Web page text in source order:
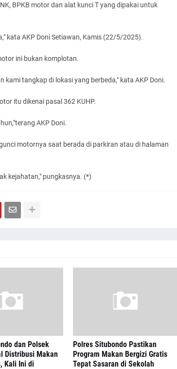
BPKB motor dan alat kunci T yang dipakai untuk
kata AKP Doni Setiawan, Kamis (22/5/2025).
ini bukan komplotan.
kami tangkap di lokasi yang berbeda," kata AKP Doni.
itu dikenai pasal 362 KUHP.
AKP Doni.
motornya saat berada di parkiran atau di halaman
kejahatan," pungkasnya. (*)
dan Polsek
Distribusi Makan
Kali Ini di
Polres Situbondo Pastikan
Program Makan Bergizi Gratis
Tepat Sasaran di Sekolah